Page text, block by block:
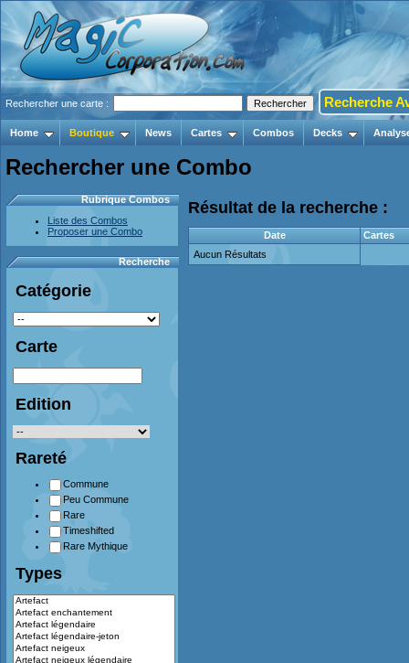
Rechercher une carte : Recherche
Home Boutique News Cartes Combos Decks
Rechercher une Combo
Rubrique Combos
Liste des Combos
Proposer une Combo
Recherche
Catégorie
Carte
Edition
Rareté
Commune
Peu Commune
Rare
Timeshifted
Rare Mythique
Types
Résultat de la recherche :
Date
Cartes
Aucun Résultats